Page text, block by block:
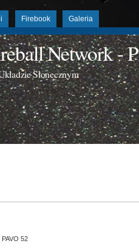
Firebook Galeria
Network -
Słonecznym
52